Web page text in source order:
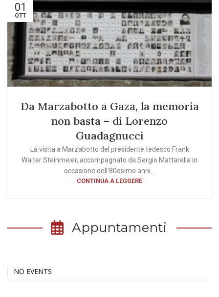
01
OTT
Da Marzabotto a Gaza, la memoria
non basta – di Lorenzo
Guadagnucci
La visita a Marzabotto del presidente tedesco Frank
Walter Steinmeier, accompagnato da Sergio Mattarella in
occasione dell'80esimo anni...
CONTINUA A LEGGERE
Appuntamenti
NO EVENTS